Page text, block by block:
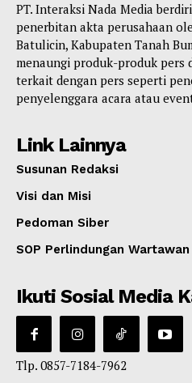
PT. Interaksi Nada Media
penerbitan akta perusahaan
Batulicin, Kabupaten Tanah
menaungi produk-produk pers
terkait dengan pers seperti
penyelenggara acara atau
Link Lainnya
Susunan Redaksi
Visi dan Misi
Pedoman Siber
SOP Perlindungan Wartawan
Ikuti Sosial Media
Tlp. 0857-7184-7962